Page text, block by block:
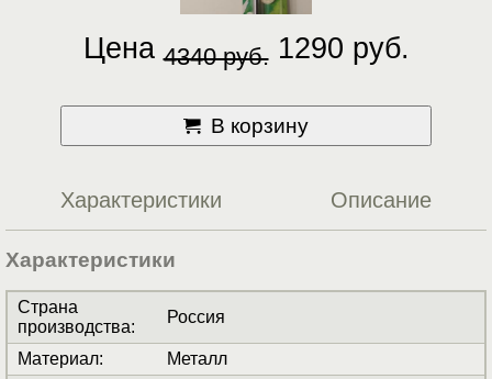
Цена 4340 руб. 1290 руб.
В корзину
Характеристики Описание
Характеристики
Страна
производства:
Россия
Материал:
Металл